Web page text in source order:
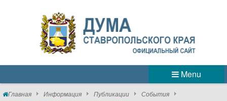
Menu
Главная Информация Публикации
События